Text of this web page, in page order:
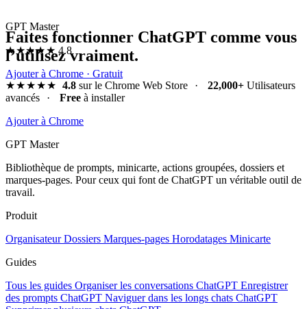
GPT Master
★★★★★ 4.8
Ajouter à Chrome · Gratuit
Faites fonctionner ChatGPT comme vous
l’utilisez vraiment.
★★★★★ 4.8sur le Chrome Web Store · 22,000+Utilisateurs
avancés
· Free à installer
Ajouter à Chrome
GPT Master
Bibliothèque de prompts, minicarte, actions groupées, dossiers et
marques-pages. Pour ceux qui font de ChatGPT un véritable outil de
travail.
Produit
OrganisateurDossiers Marques-pages Horodatages Minicarte
Guides
Tous les guides Organiser les conversations ChatGPT Enregistrer
des prompts ChatGPT Naviguer dans les longs chats ChatGPT